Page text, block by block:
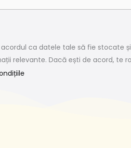
acordul ca datele tale să fie stocate
relevante. Dacă ești de acord, te